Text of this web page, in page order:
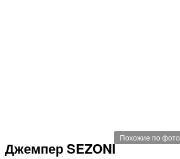
Похожие по фото
Джемпер SEZONI